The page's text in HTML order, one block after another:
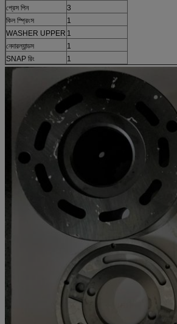
প্রেস পিন
3
কিল স্প্রিংস
1
WASHER UPPER 1
নেদারল্যান্ডস
1
SNAP রিং
1